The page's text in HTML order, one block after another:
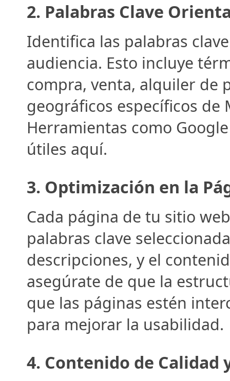
2. Palabras Clave
Identifica las palabras
audiencia. Esto incluye
compra, venta, alquiler de
geográficos específicos de
Herramientas como
útiles aquí.
3. Optimización en la
Cada página de tu sitio
palabras clave
descripciones, y el
asegúrate de que la
que las páginas estén
para mejorar la usabilidad.
4. Contenido de Calidad